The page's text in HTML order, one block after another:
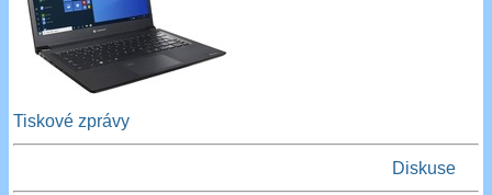
Tiskové zprávy
Diskuse